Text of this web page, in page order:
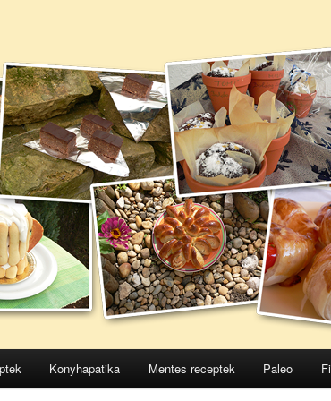
Konyhapatika Mentes receptek Paleo